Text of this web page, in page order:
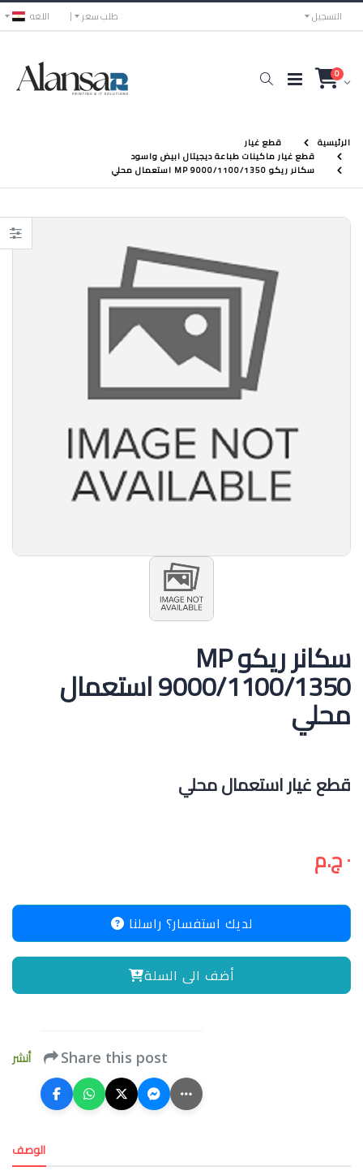
اللغه طلب سعر التسجيل
0
الرئيسية
قطع غيار
قطع غيار ماكينات طباعة ديجيتال ابيض واسود
سكانر ريكو MP 9000/1100/1350 استعمال محلي
سكانر ريكو MP
9000/1100/1350 استعمال
محلي
قطع غيار استعمال محلي
٠ ج.م
لديك استفسار؟ راسلنا
أضف الى السلة
أنشر Share this post
الوصف